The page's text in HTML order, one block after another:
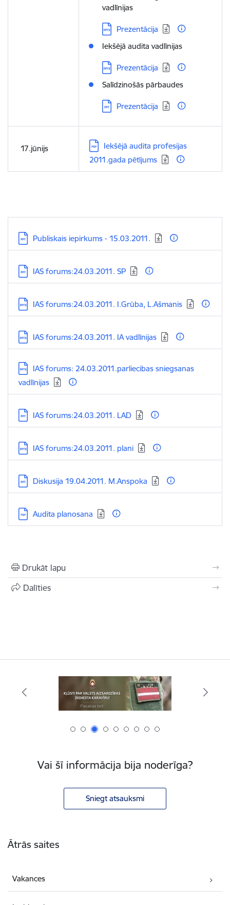
vadlīnijas
Lejupielādēt:
Prezentācija
Iekšējā audita vadlīnijas
Lejupielādēt:
Prezentācija
Salīdzinošās pārbaudes
Lejupielādēt:
Prezentācija
17.jūnijs Lejupielādēt:
Iekšējā audita profesijas
2011.gada pētījums
Lejupielādēt:
Publiskais iepirkums - 15.03.2011.
Lejupielādēt:
IAS forums:24.03.2011. SP
Lejupielādēt:
IAS forums:24.03.2011. I.Grūba, L.Ašmanis
Lejupielādēt:
IAS forums:24.03.2011. IA vadlīnijas
Lejupielādēt:
IAS forums: 24.03.2011.parliecibas sniegsanas
vadlīnijas
Lejupielādēt:
IAS forums:24.03.2011. LAD
Lejupielādēt:
IAS forums:24.03.2011. plani
Lejupielādēt:
Diskusija 19.04.2011. M.Anspoka
Lejupielādēt:
Audita planosana
Drukāt lapu
Dalīties
Vai šī informācija bija noderīga?
Sniegt atsauksmi
Ātrās saites
Vakances